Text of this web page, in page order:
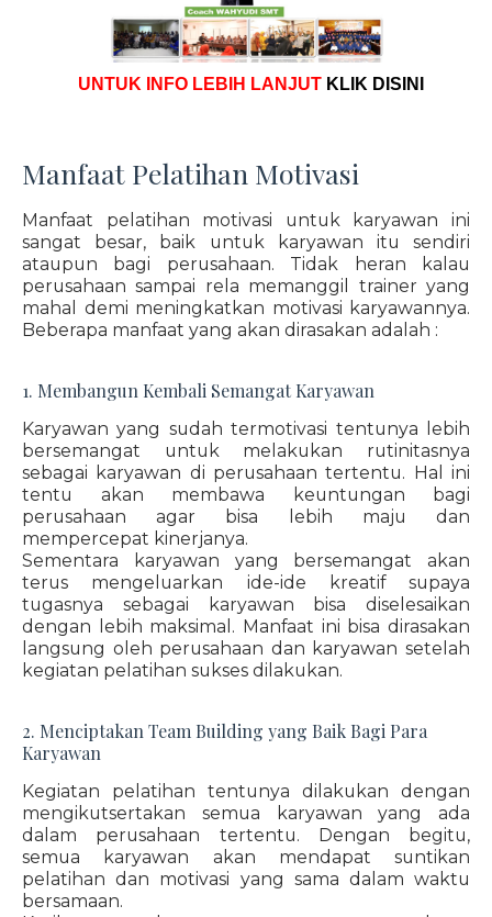
UNTUK INFO LEBIH LANJUT KLIK DISINI
Manfaat Pelatihan Motivasi
Manfaat pelatihan motivasi untuk karyawan ini
sangat besar, baik untuk karyawan itu sendiri
ataupun bagi perusahaan. Tidak heran kalau
perusahaan sampai rela memanggil trainer yang
mahal demi meningkatkan motivasi karyawannya.
Beberapa manfaat yang akan dirasakan adalah :
1. Membangun Kembali Semangat Karyawan
Karyawan yang sudah termotivasi tentunya lebih
bersemangat untuk melakukan rutinitasnya
sebagai karyawan di perusahaan tertentu. Hal ini
tentu akan membawa keuntungan bagi
perusahaan agar bisa lebih maju dan
mempercepat kinerjanya.
Sementara karyawan yang bersemangat akan
terus mengeluarkan ide-ide kreatif supaya
tugasnya sebagai karyawan bisa diselesaikan
dengan lebih maksimal. Manfaat ini bisa dirasakan
langsung oleh perusahaan dan karyawan setelah
kegiatan pelatihan sukses dilakukan.
2. Menciptakan Team Building yang Baik Bagi Para
Karyawan
Kegiatan pelatihan tentunya dilakukan dengan
mengikutsertakan semua karyawan yang ada
dalam perusahaan tertentu. Dengan begitu,
semua karyawan akan mendapat suntikan
pelatihan dan motivasi yang sama dalam waktu
bersamaan.